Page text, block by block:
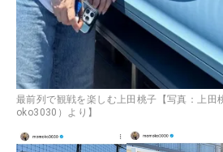
最前列で観戦を楽しむ上田桃子【写真：上
oko3030）より】